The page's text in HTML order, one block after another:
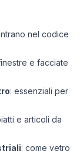
nel codice
e facciate
: essenziali per
e articoli da
: come vetro